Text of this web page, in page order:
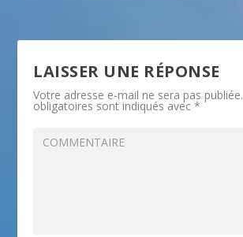
LAISSER UNE RÉPONSE
Votre adresse e-mail ne sera pas publiée.
obligatoires sont indiqués avec*